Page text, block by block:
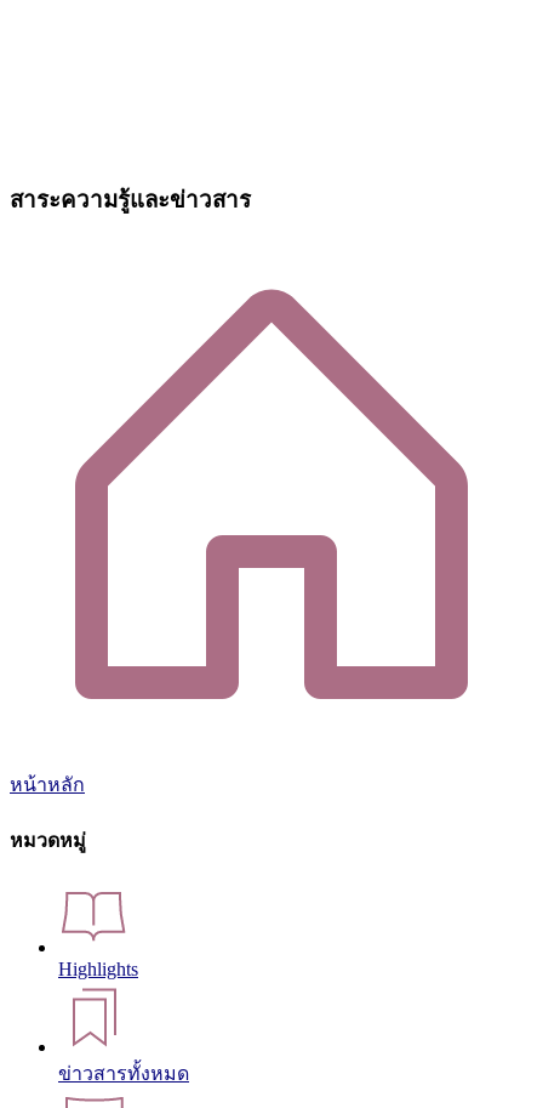
สาระความรู้และข่าวสาร
หน้าหลัก
หมวดหมู่
Highlights
ข่าวสารทั้งหมด